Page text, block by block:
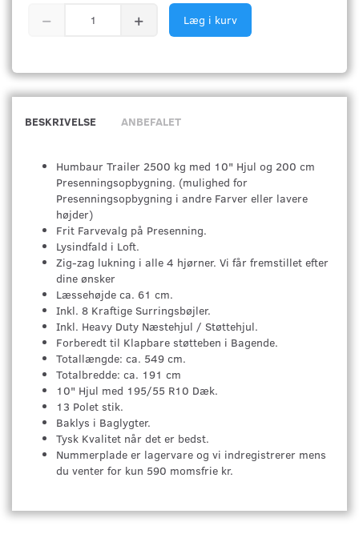
Læg i kurv
BESKRIVELSE ANBEFALET
Humbaur Trailer 2500 kg med 10" Hjul og 200 cm
Presenningsopbygning. (mulighed for
Presenningsopbygning i andre Farver eller lavere
højder)
Frit Farvevalg på Presenning.
Lysindfald i Loft.
Zig-zag lukning i alle 4 hjørner. Vi får fremstillet efter
dine ønsker
Læssehøjde ca. 61 cm.
Inkl. 8 Kraftige Surringsbøjler.
Inkl. Heavy Duty Næstehjul / Støttehjul.
Forberedt til Klapbare støtteben i Bagende.
Totallængde: ca. 549 cm.
Totalbredde: ca. 191 cm
10" Hjul med 195/55 R10 Dæk.
13 Polet stik.
Baklys i Baglygter.
Tysk Kvalitet når det er bedst.
Nummerplade er lagervare og vi indregistrerer mens
du venter for kun 590 momsfrie kr.